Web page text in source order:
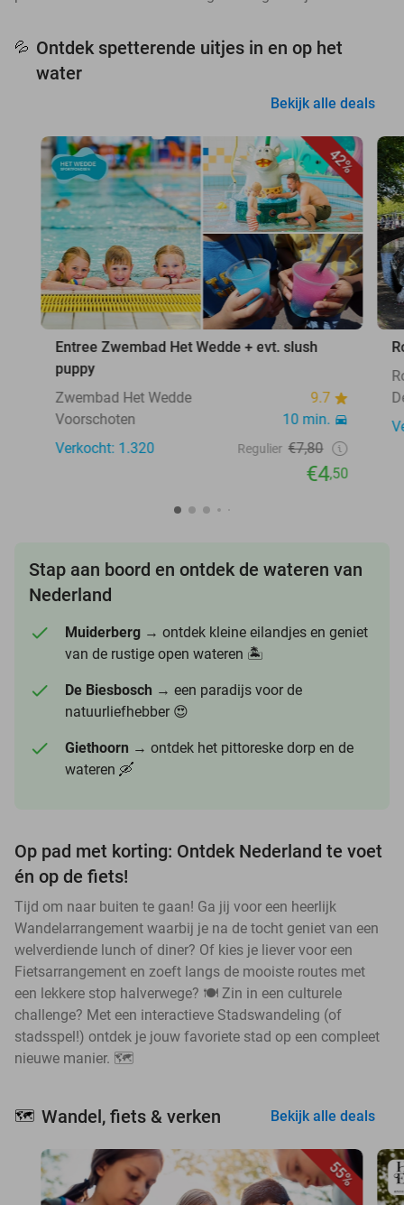
💦 Ontdek spetterende uitjes in en op het
water
Bekijk alle deals
42%
Entree Zwembad Het Wedde + evt. slush
puppy
Zwembad Het Wedde
9.7
Voorschoten
10 min.
Verkocht: 1.320
Regulier €7,80
€4,50
Stap aan boord en ontdek de wateren van
Nederland
Muiderberg → ontdek kleine eilandjes en geniet
van de rustige open wateren 🏝️
De Biesbosch → een paradijs voor de
natuurliefhebber 😍
Giethoorn → ontdek het pittoreske dorp en de
wateren 🛶
Op pad met korting: Ontdek Nederland te voet
én op de fiets!
Tijd om naar buiten te gaan! Ga jij voor een heerlijk
Wandelarrangement waarbij je na de tocht geniet van een
welverdiende lunch of diner? Of kies je liever voor een
Fietsarrangement en zoeft langs de mooiste routes met
een lekkere stop halverwege? 🍽️ Zin in een culturele
challenge? Met een interactieve Stadswandeling (of
stadsspel!) ontdek je jouw favoriete stad op een compleet
nieuwe manier. 🗺️
🗺️ Wandel, fiets & verken Bekijk alle deals
55%